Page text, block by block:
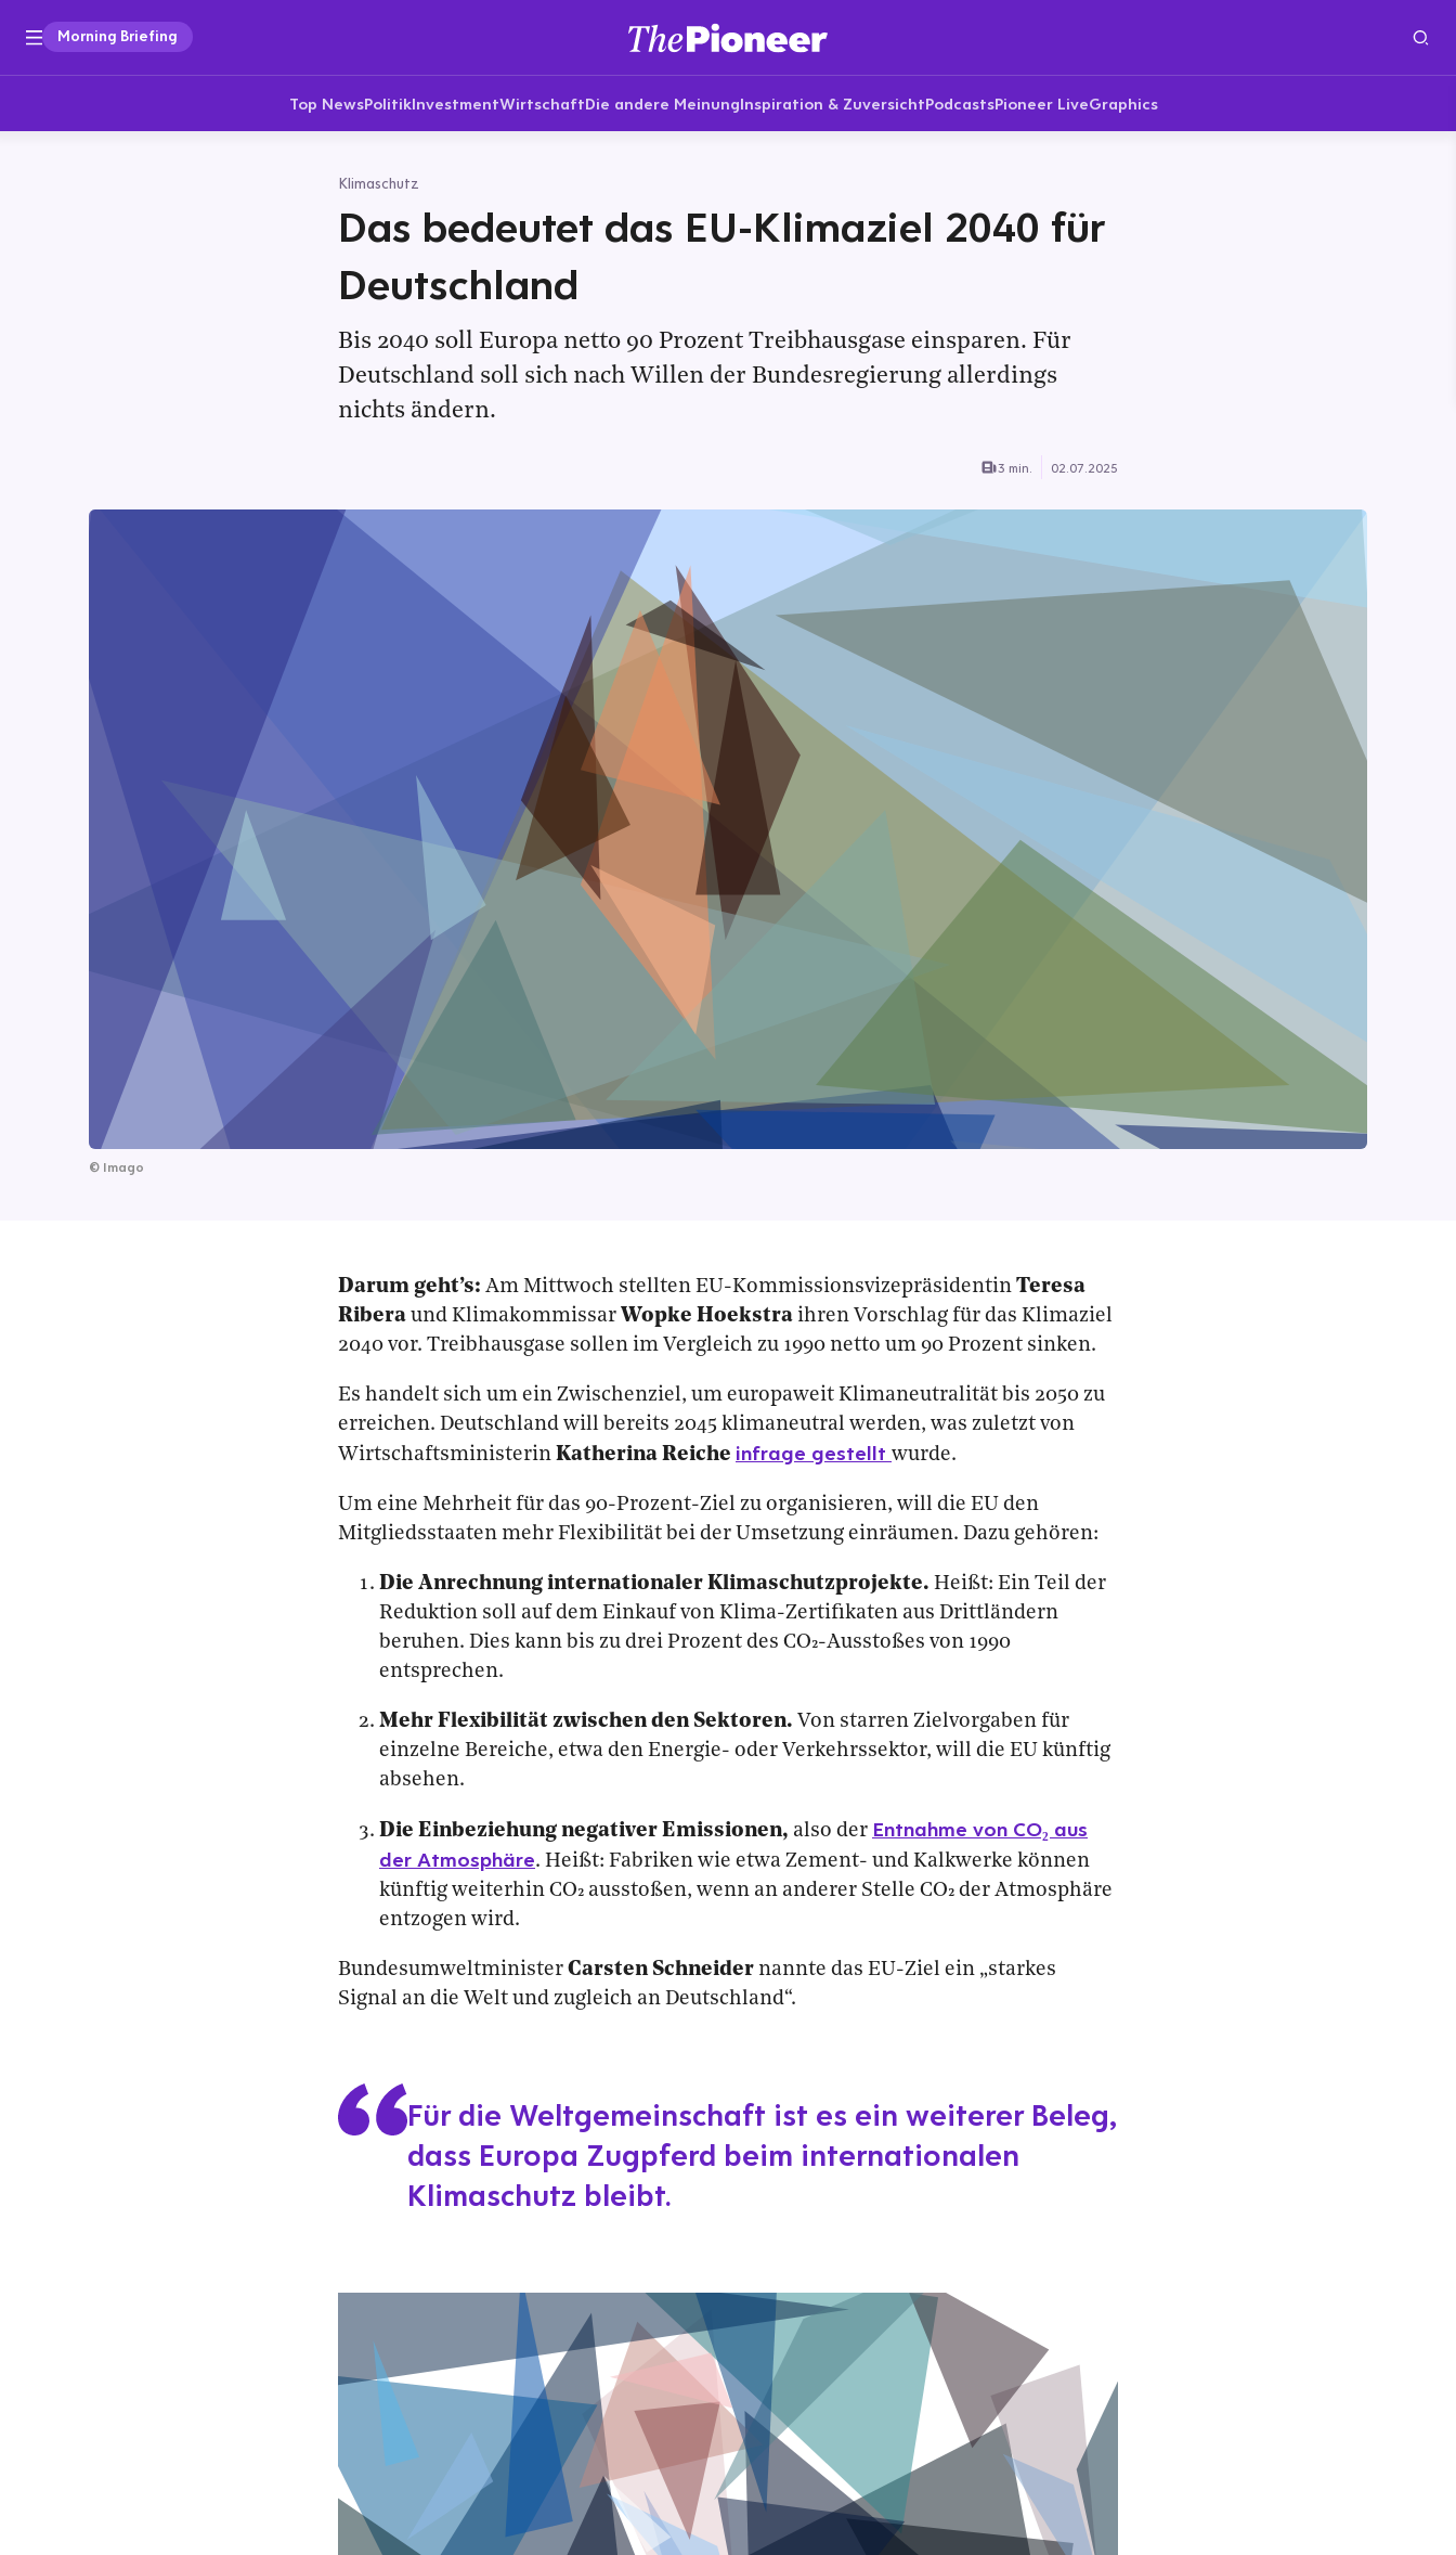
Morning Briefing
Top NewsPolitikInvestmentWirtschaftDie andere MeinungInspiration & ZuversichtPodcastsPioneer LiveGraphics
Klimaschutz
Das bedeutet das EU-Klimaziel 2040 für
Deutschland
Bis 2040 soll Europa netto 90 Prozent Treibhausgase einsparen. Für
Deutschland soll sich nach Willen der Bundesregierung allerdings
nichts ändern.
3 min. 02.07.2025
© Imago
Darum geht’s: Am Mittwoch stellten EU-Kommissionsvizepräsidentin Teresa
Ribera und Klimakommissar Wopke Hoekstra ihren Vorschlag für das Klimaziel
2040 vor. Treibhausgase sollen im Vergleich zu 1990 netto um 90 Prozent sinken.
Es handelt sich um ein Zwischenziel, um europaweit Klimaneutralität bis 2050 zu
erreichen. Deutschland will bereits 2045 klimaneutral werden, was zuletzt von
Wirtschaftsministerin Katherina Reiche infrage gestellt wurde.
Um eine Mehrheit für das 90-Prozent-Ziel zu organisieren, will die EU den
Mitgliedsstaaten mehr Flexibilität bei der Umsetzung einräumen. Dazu gehören:
Die Anrechnung internationaler Klimaschutzprojekte. Heißt: Ein Teil der
Reduktion soll auf dem Einkauf von Klima-Zertifikaten aus Drittländern
beruhen. Dies kann bis zu drei Prozent des CO₂-Ausstoßes von 1990
entsprechen.
Mehr Flexibilität zwischen den Sektoren. Von starren Zielvorgaben für
einzelne Bereiche, etwa den Energie- oder Verkehrssektor, will die EU künftig
absehen.
Die Einbeziehung negativer Emissionen, also der Entnahme von CO₂ aus
der Atmosphäre. Heißt: Fabriken wie etwa Zement- und Kalkwerke können
künftig weiterhin CO₂ ausstoßen, wenn an anderer Stelle CO₂ der Atmosphäre
entzogen wird.
Bundesumweltminister Carsten Schneider nannte das EU-Ziel ein „starkes
Signal an die Welt und zugleich an Deutschland“.
Für die Weltgemeinschaft ist es ein weiterer Beleg,
dass Europa Zugpferd beim internationalen
Klimaschutz bleibt.